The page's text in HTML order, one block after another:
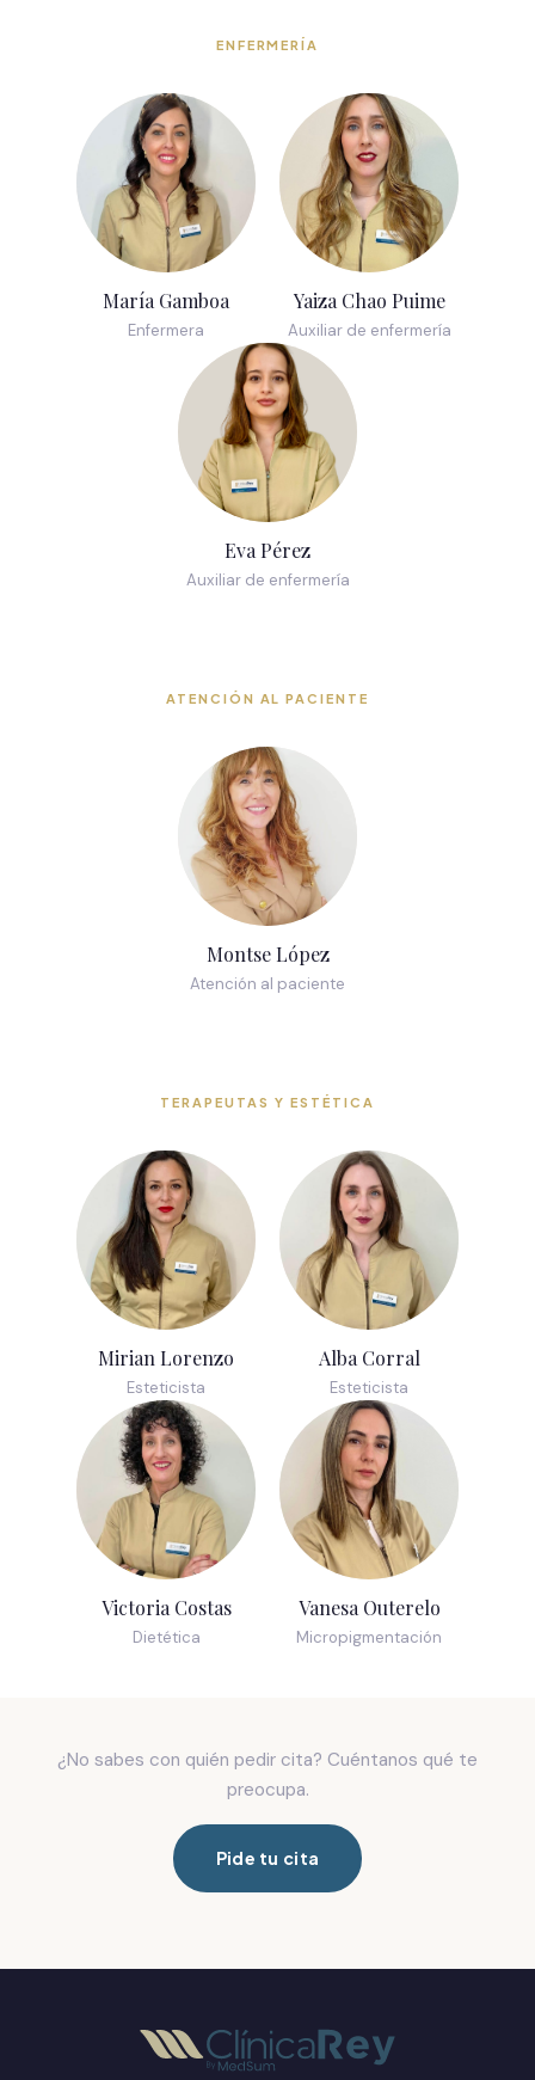
ENFERMERÍA
María Gamboa
Enfermera
Yaiza Chao Puime
Auxiliar de enfermería
Eva Pérez
Auxiliar de enfermería
ATENCIÓN AL PACIENTE
Montse López
Atención al paciente
TERAPEUTAS Y ESTÉTICA
Mirian Lorenzo
Esteticista
Alba Corral
Esteticista
Victoria Costas
Dietética
Vanesa Outerelo
Micropigmentación
¿No sabes con quién pedir cita? Cuéntanos qué te
preocupa.
Pide tu cita